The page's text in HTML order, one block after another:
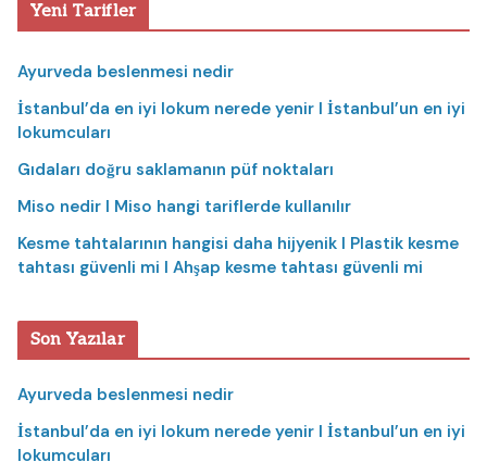
Yeni Tarifler
Ayurveda beslenmesi nedir
İstanbul’da en iyi lokum nerede yenir I İstanbul’un en iyi
lokumcuları
Gıdaları doğru saklamanın püf noktaları
Miso nedir I Miso hangi tariflerde kullanılır
Kesme tahtalarının hangisi daha hijyenik I Plastik kesme
tahtası güvenli mi I Ahşap kesme tahtası güvenli mi
Son Yazılar
Ayurveda beslenmesi nedir
İstanbul’da en iyi lokum nerede yenir I İstanbul’un en iyi
lokumcuları